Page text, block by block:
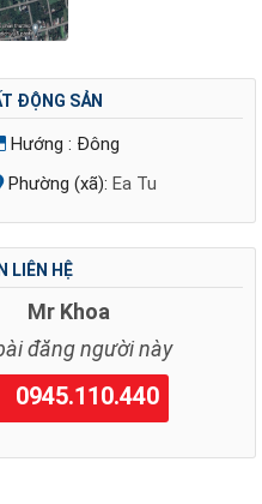
ĐỘNG SẢN
Hướng : Đông
Phường (xã): Ea Tu
LIÊN HỆ
Mr Khoa
đăng người này